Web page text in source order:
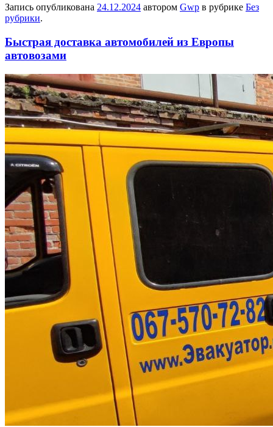
Запись опубликована 24.12.2024 автором Gwp в рубрике Без
рубрики.
Быстрая доставка автомобилей из Европы
автовозами